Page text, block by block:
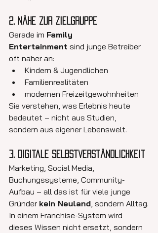
2. Nähe zur Zielgruppe
Gerade im Family
Entertainment sind junge Betreiber
oft näher an:
Kindern & Jugendlichen
Familienrealitäten
modernen Freizeitgewohnheiten
Sie verstehen, was Erlebnis heute
bedeutet – nicht aus Studien,
sondern aus eigener Lebenswelt.
3. Digitale Selbstverständlichkeit
Marketing, Social Media,
Buchungssysteme, Community-
Aufbau – all das ist für viele junge
Gründer kein Neuland , sondern Alltag.
In einem Franchise-System wird
dieses Wissen nicht ersetzt, sondern